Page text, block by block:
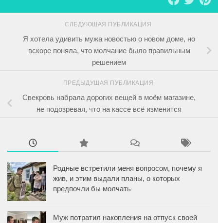
СЛЕДУЮЩАЯ ПУБЛИКАЦИЯ
Я хотела удивить мужа новостью о новом доме, но
вскоре поняла, что молчание было правильным
решением
ПРЕДЫДУЩАЯ ПУБЛИКАЦИЯ
Свекровь набрала дорогих вещей в моём магазине,
не подозревая, что на кассе всё изменится
Родные встретили меня вопросом, почему я
жив, и этим выдали планы, о которых
предпочли бы молчать
Муж потратил накопления на отпуск своей